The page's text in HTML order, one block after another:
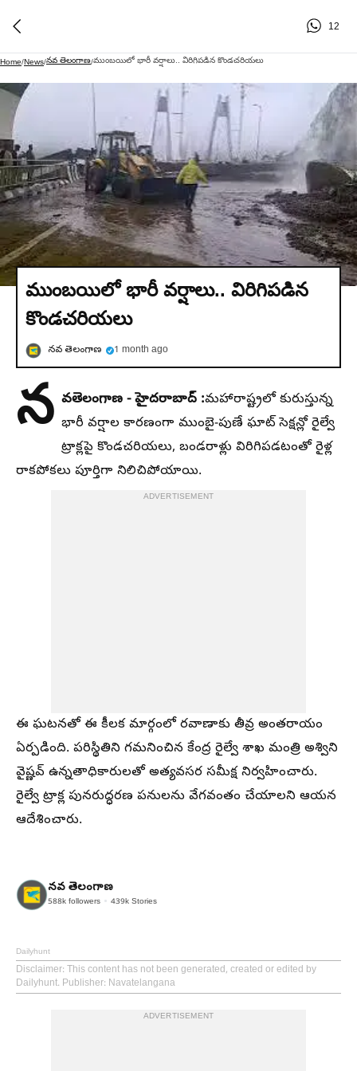
12
Home/News/నవ తెలంగాణ/ముంబయిలో భారీ వర్షాలు.. విరిగిపడిన కొండచరియలు
ముంబయిలో భారీ వర్షాలు.. విరిగిపడిన
కొండచరియలు
నవ తెలంగాణ 1 month ago
న వతెలంగాణ - హైదరాబాద్ :మహారాష్ట్రలో కురుస్తున్న
భారీ వర్షాల కారణంగా ముంబై-పుణే ఘాట్ సెక్షన్లో రైల్వే
ట్రాక్లపై కొండచరియలు, బండరాళ్లు విరిగిపడటంతో రైళ్ల
రాకపోకలు పూర్తిగా నిలిచిపోయాయి.
ADVERTISEMENT
ఈ ఘటనతో ఈ కీలక మార్గంలో రవాణాకు తీవ్ర అంతరాయం
ఏర్పడింది. పరిస్థితిని గమనించిన కేంద్ర రైల్వే శాఖ మంత్రి అశ్విని
వైష్ణవ్ ఉన్నతాధికారులతో అత్యవసర సమీక్ష నిర్వహించారు.
రైల్వే ట్రాక్ల పునరుద్ధరణ పనులను వేగవంతం చేయాలని ఆయన
ఆదేశించారు.
నవ తెలంగాణ
588k followers 439k Stories
Dailyhunt
Disclaimer: This content has not been generated, created or edited by
Dailyhunt. Publisher: Navatelangana
ADVERTISEMENT